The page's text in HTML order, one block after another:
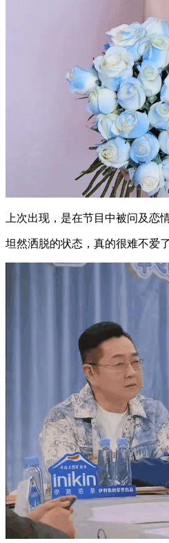
上次出现，是在节目中被问及恋情
坦然洒脱的状态，真的很难不爱了